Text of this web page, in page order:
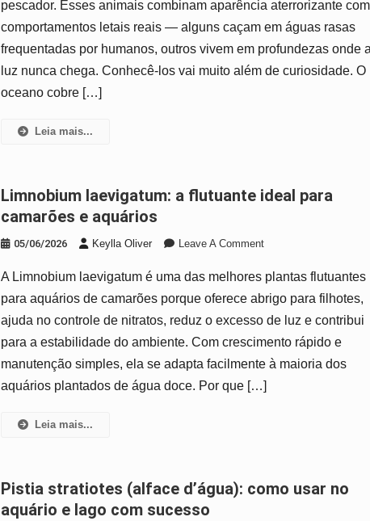
Os
Predadores
Que
pescador. Esses animais combinam aparência aterrorizante com
comportamentos letais reais — alguns caçam em águas rasas
frequentadas por humanos, outros vivem em profundezas onde
luz nunca chega. Conhecê-los vai muito além de curiosidade. O
oceano cobre […]
Leia mais...
Limnobium laevigatum: a flutuante ideal para
camarões e aquários
05/06/2026 Keylla Oliver Leave A CommentOn
Laevigatum:
A
Flutuante
Para
Camarões
E
A Limnobium laevigatum é uma das melhores plantas flutuantes
para aquários de camarões porque oferece abrigo para filhotes,
ajuda no controle de nitratos, reduz o excesso de luz e contribui
para a estabilidade do ambiente. Com crescimento rápido e
manutenção simples, ela se adapta facilmente à maioria dos
aquários plantados de água doce. Por que […]
Leia mais...
Pistia stratiotes (alface d’água): como usar no
aquário e lago com sucesso